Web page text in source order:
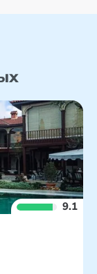
9.1